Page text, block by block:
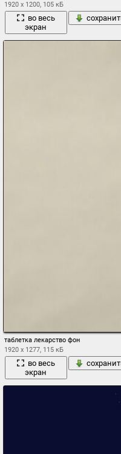
1920 x 1200, 105 кБ
во весь
экран
таблетка лекарство фон
1920 x 1277, 115 кБ
во весь
экран